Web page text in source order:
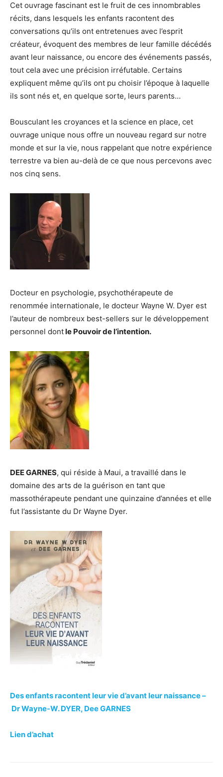
Cet ouvrage fascinant est le fruit de ces innombrables
récits, dans lesquels les enfants racontent des
conversations qu’ils ont entretenues avec l’esprit
créateur, évoquent des membres de leur famille décédés
avant leur naissance, ou encore des événements passés,
tout cela avec une précision irréfutable. Certains
expliquent même qu’ils ont pu choisir l’époque à laquelle
ils sont nés et, en quelque sorte, leurs parents…
Bousculant les croyances et la science en place, cet
ouvrage unique nous offre un nouveau regard sur notre
monde et sur la vie, nous rappelant que notre expérience
terrestre va bien au-delà de ce que nous percevons avec
nos cinq sens.
Docteur en psychologie, psychothérapeute de
renommée internationale, le docteur Wayne W. Dyer est
l’auteur de nombreux best-sellers sur le développement
personnel dontle Pouvoir de l’intention.
DEE GARNES, qui réside à Maui, a travaillé dans le
domaine des arts de la guérison en tant que
massothérapeute pendant une quinzaine d’années et elle
fut l’assistante du Dr Wayne Dyer.
Des enfants racontent leur vie d’avant leur naissance –
Dr Wayne-W. DYER, Dee GARNES
Lien d’achat